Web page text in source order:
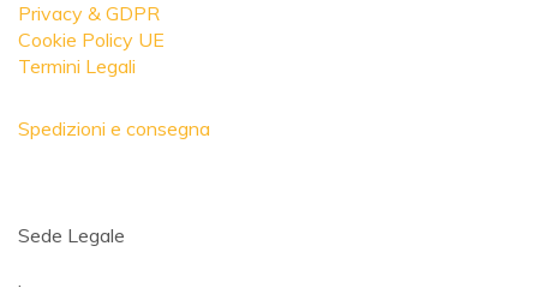
Privacy & GDPR
Cookie Policy UE
Termini Legali
Spedizioni e consegna
Sede Legale
.